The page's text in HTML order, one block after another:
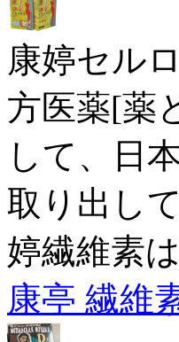
康婷セル
方医薬[薬
して、日
取り出し
婷繊維素
康亭 繊維